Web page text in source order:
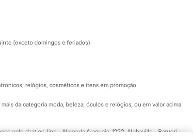
(exceto domingos e feriados).
relógios, cosméticos e itens em promoção.
da categoria moda, beleza, óculos e relógios, ou em valor acima
pelochat on-line- Alameda Araguaia, 1222, Alphaville - Barueri -